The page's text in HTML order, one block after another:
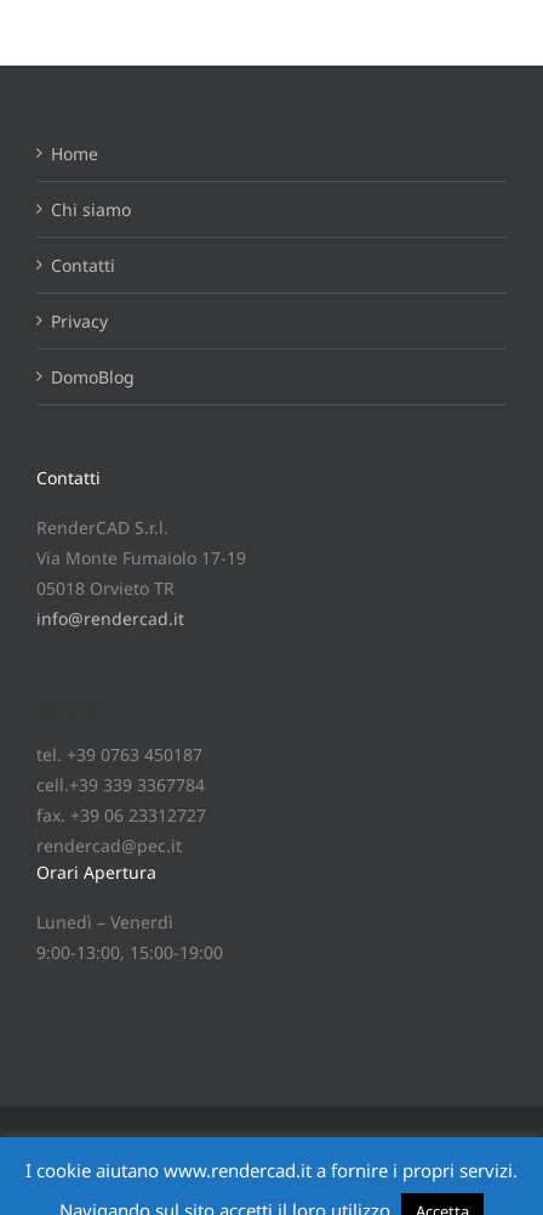
Home
Chi siamo
Contatti
Privacy
DomoBlog
Contatti
RenderCAD S.r.l.
Via Monte Fumaiolo 17-19
05018 Orvieto TR
info@rendercad.it
tel. +39 0763 450187
cell.+39 339 3367784
fax. +39 06 23312727
rendercad@pec.it
Orari Apertura
Lunedì – Venerdì
9:00-13:00, 15:00-19:00
®
via Monte Fumaiolo 17-19 05019 Orvieto TR - Italia - tel.
+39 0763 450187 - fax +39 06 23312727 - email:
I cookie aiutano www.rendercad.it a fornire i propri servizi.
Navigando sul sito accetti il loro utilizzo.